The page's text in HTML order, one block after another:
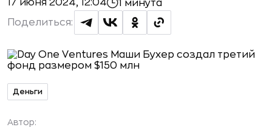
17 июня 2024, 12:04 1 минута
Поделиться:
Деньги
Автор: